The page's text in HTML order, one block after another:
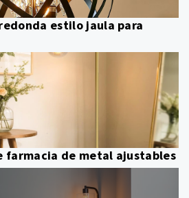
estilo jaula para
farmacia de metal ajustables